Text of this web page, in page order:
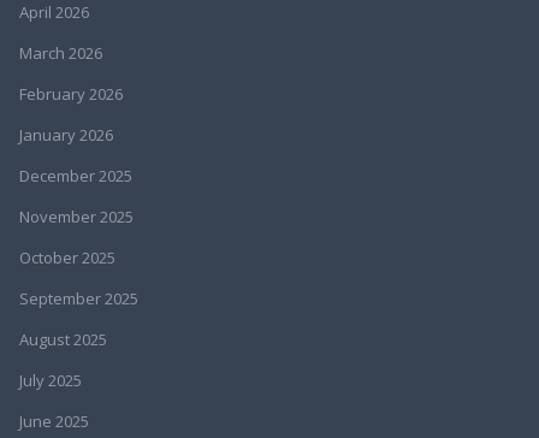
April 2026
March 2026
February 2026
January 2026
December 2025
November 2025
October 2025
September 2025
August 2025
July 2025
June 2025